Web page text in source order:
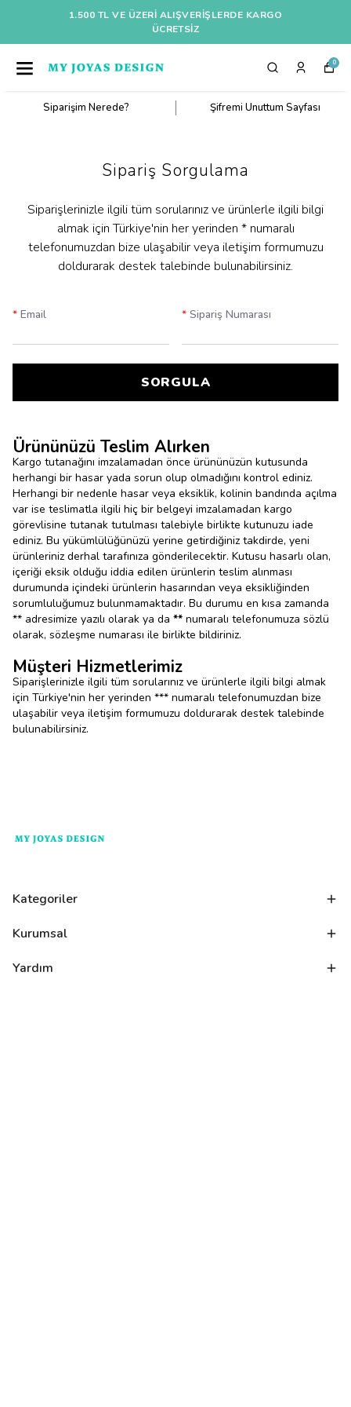
1.500 TL VE ÜZERI ALIŞVERIŞLERDE KARGO
ÜCRETSİZ
0
Siparişim Nerede? Şifremi Unuttum Sayfası
Sipariş Sorgulama
Siparişlerinizle ilgili tüm sorularınız ve ürünlerle ilgili bilgi
almak için Türkiye'nin her yerinden * numaralı
telefonumuzdan bize ulaşabilir veya iletişim formumuzu
doldurarak destek talebinde bulunabilirsiniz.
* Email * Sipariş Numarası
SORGULA
Ürününüzü Teslim Alırken
Kargo tutanağını imzalamadan önce ürününüzün kutusunda
herhangi bir hasar yada sorun olup olmadığını kontrol ediniz.
Herhangi bir nedenle hasar veya eksiklik, kolinin bandında açılma
var ise teslimatla ilgili hiç bir belgeyi imzalamadan kargo
görevlisine tutanak tutulması talebiyle birlikte kutunuzu iade
ediniz. Bu yükümlülüğünüzü yerine getirdiğiniz takdirde, yeni
ürünleriniz derhal tarafınıza gönderilecektir. Kutusu hasarlı olan,
içeriği eksik olduğu iddia edilen ürünlerin teslim alınması
durumunda içindeki ürünlerin hasarından veya eksikliğinden
sorumluluğumuz bulunmamaktadır. Bu durumu en kısa zamanda
** adresimize yazılı olarak ya da ** numaralı telefonumuza sözlü
olarak, sözleşme numarası ile birlikte bildiriniz.
Müşteri Hizmetlerimiz
Siparişlerinizle ilgili tüm sorularınız ve ürünlerle ilgili bilgi almak
için Türkiye'nin her yerinden *** numaralı telefonumuzdan bize
ulaşabilir veya iletişim formumuzu doldurarak destek talebinde
bulunabilirsiniz.
Kategoriler
Kurumsal
Yardım